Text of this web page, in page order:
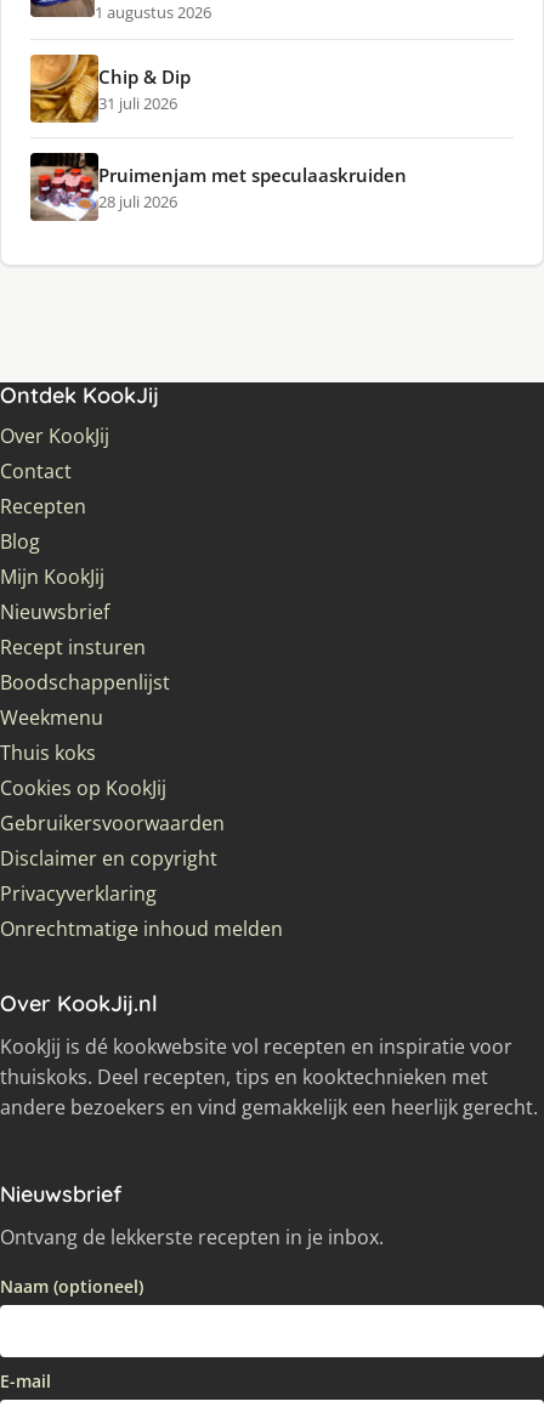
1 augustus 2026
Chip & Dip
31 juli 2026
Pruimenjam met speculaaskruiden
28 juli 2026
Ontdek KookJij
Over KookJij
Contact
Recepten
Blog
Mijn KookJij
Nieuwsbrief
Recept insturen
Boodschappenlijst
Weekmenu
Thuis koks
Cookies op KookJij
Gebruikersvoorwaarden
Disclaimer en copyright
Privacyverklaring
Onrechtmatige inhoud melden
Over KookJij.nl
KookJij is dé kookwebsite vol recepten en inspiratie voor
thuiskoks. Deel recepten, tips en kooktechnieken met
andere bezoekers en vind gemakkelijk een heerlijk gerecht.
Nieuwsbrief
Ontvang de lekkerste recepten in je inbox.
Naam (optioneel)
E-mail